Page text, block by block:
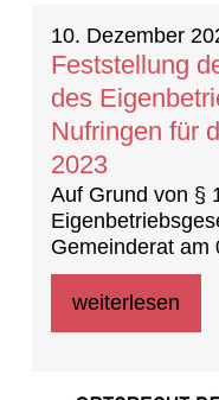
10. Dezember
Feststellung
des
Nufringen für
2023
Auf Grund von §
Gemeinderat am
Jahresabschluss
weiterlesen